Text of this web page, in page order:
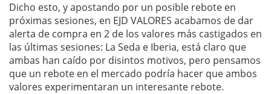
Dicho esto, y apostando por un posible rebote en
próximas sesiones, en EJD VALORES acabamos de dar
alerta de compra en 2 de los valores más castigados en
las últimas sesiones: La Seda e Iberia, está claro que
ambas han caído por disintos motivos, pero pensamos
que un rebote en el mercado podría hacer que ambos
valores experimentaran un interesante rebote.